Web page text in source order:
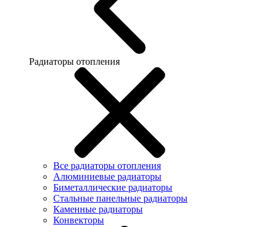
Радиаторы отопления
Все радиаторы отопления
Алюминиевые радиаторы
Биметаллические радиаторы
Стальные панельные радиаторы
Каменные радиаторы
Конвекторы